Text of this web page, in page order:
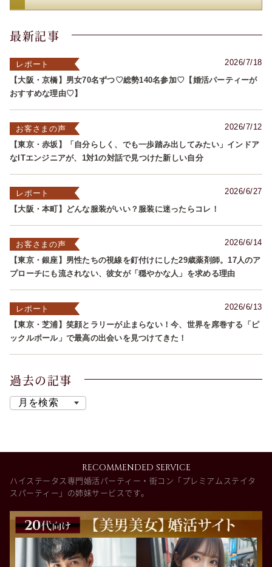
最新記事
2026/7/18
レポート
【大阪・京橋】男女70名ずつ♡総勢140名参加♡【婚活パーティーが
おすすめな理由♡】
2026/7/12
お客さまの声
【東京・赤坂】「自分らしく、でも一歩踏み出してみたい」インドア
なITエンジニアが、1対1の対話で見つけた新しい自分
2026/6/27
レポート
【大阪・本町】どんな服装がいい？服装に迷ったらコレ！
2026/6/14
お客さまの声
【東京・銀座】男性たちの視線を釘付けにした29歳薬剤師。17人のア
プローチにも流されない、彼女が「穏やかな人」を求める理由
2026/6/13
レポート
【東京・芝浦】笑顔とラリーが止まらない！今、世界を席巻する「ピ
ックルボール」で最高の出会いを見つけてきた！
過去の記事
RECOMMENDED SERVICE
ハイステータス専門婚活パーティー・街コン「プレミアムステイタ
スパーティー」の姉妹サービスです。